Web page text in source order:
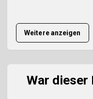
Weitere anzeigen
War